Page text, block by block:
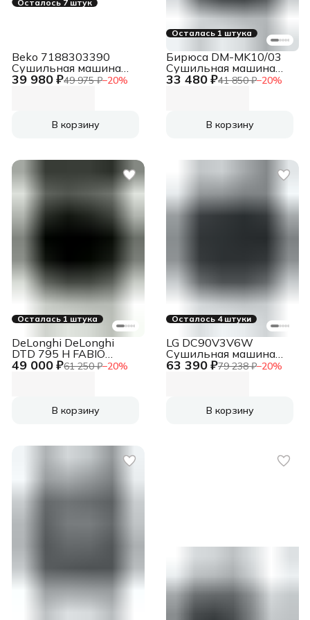
Осталось 7 штук
39 980 ₽49 975 ₽−20%
Beko 7188303390
Сушильная машина
B3T47239 белый, 7 кг,
В корзину
Осталась 1 штука
33 480 ₽41 850 ₽−20%
Бирюса DM-MK10/03
Сушильная машина
белый, 10 кг, сушка -
В корзину
Осталась 1 штука
49 000 ₽61 250 ₽−20%
DeLonghi DeLonghi
DTD 795 H FABIO
Сушильная машина
84.5 x 49.9 см
В корзину
Осталось 4 штуки
63 390 ₽79 238 ₽−20%
LG DC90V3V6W
Сушильная машина
белый, 9 кг, сушка -
В корзину